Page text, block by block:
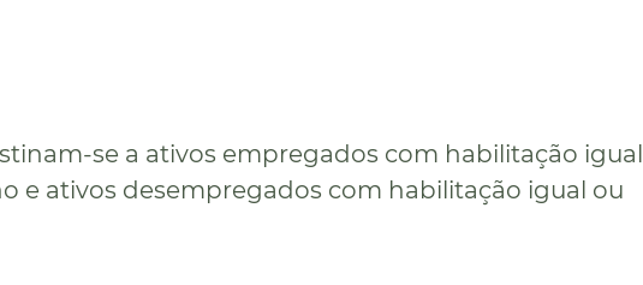
se a ativos empregados com habilitação igual
e ativos desempregados com habilitação igual ou